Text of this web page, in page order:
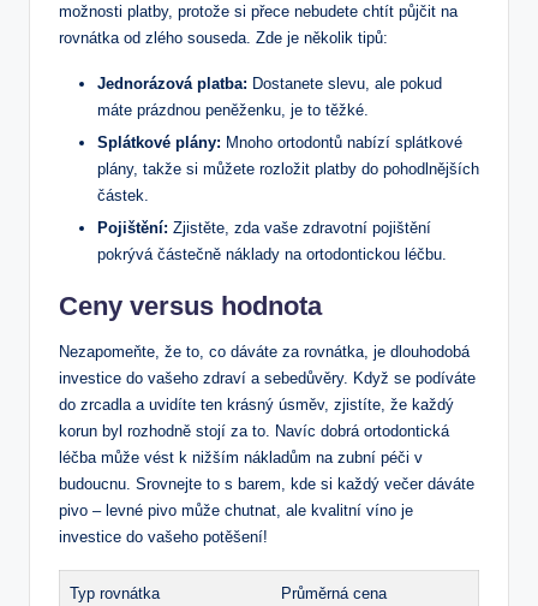
možnosti platby, protože si přece nebudete chtít půjčit na
rovnátka od zlého souseda. Zde je několik tipů:
Jednorázová platba: Dostanete slevu, ale pokud
máte prázdnou peněženku, je to těžké.
Splátkové plány: Mnoho ortodontů nabízí splátkové
plány, takže si můžete rozložit platby do pohodlnějších
částek.
Pojištění: Zjistěte, zda vaše zdravotní pojištění
pokrývá částečně náklady na ortodontickou léčbu.
Ceny versus hodnota
Nezapomeňte, že to, co dáváte za rovnátka, je dlouhodobá
investice do vašeho zdraví a sebedůvěry. Když se podíváte
do zrcadla a uvidíte ten krásný úsměv, zjistíte, že každý
korun byl rozhodně stojí za to. Navíc dobrá ortodontická
léčba může vést k nižším nákladům na zubní péči v
budoucnu. Srovnejte to s barem, kde si každý večer dáváte
pivo – levné pivo může chutnat, ale kvalitní víno je
investice do vašeho potěšení!
Typ rovnátka Průměrná cena